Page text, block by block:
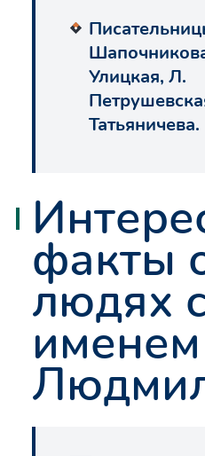
Улицкая, Л.
Татьяничева.
факты
людях
именем